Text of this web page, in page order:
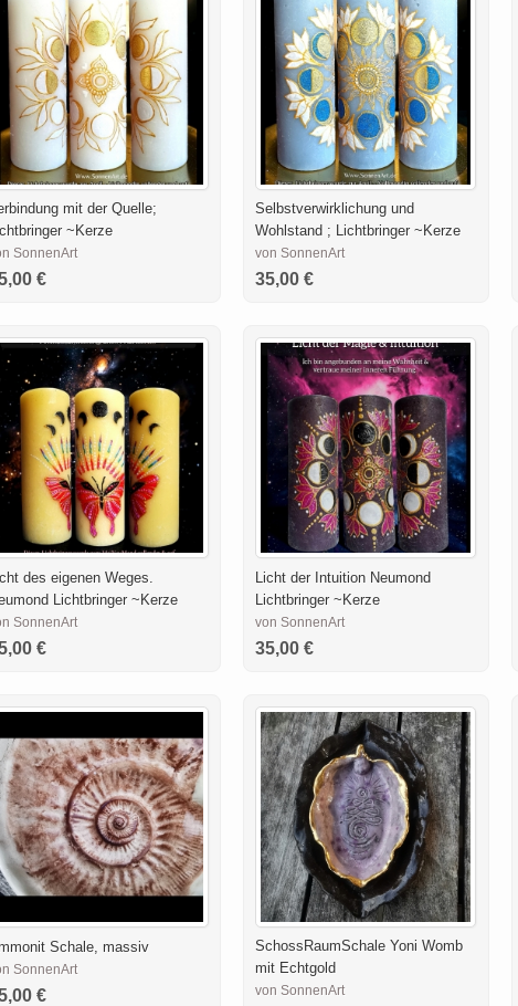
mit der Quelle;
~Kerze
SonnenArt
€
Selbstverwirklichung und
Wohlstand ; Lichtbringer ~Kerze
von SonnenArt
35,00 €
des eigenen Weges.
Lichtbringer ~Kerze
SonnenArt
€
Licht der Intuition Neumond
Lichtbringer ~Kerze
von SonnenArt
35,00 €
Schale, massiv
SonnenArt
€
SchossRaumSchale Yoni Womb
mit Echtgold
von SonnenArt